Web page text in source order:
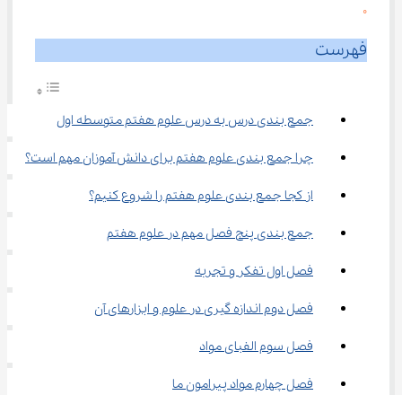
0
فهرست
جمع بندی درس به درس علوم هفتم متوسطه اول
چرا جمع بندی علوم هفتم برای دانش‌ آموزان مهم است؟
از کجا جمع بندی علوم هفتم را شروع کنیم؟
جمع بندی پنج فصل مهم در علوم هفتم
فصل اول تفکر و تجربه
فصل دوم اندازه‌ گیری در علوم و ابزارهای آن
فصل سوم الفبای مواد
فصل چهارم مواد پیرامون ما